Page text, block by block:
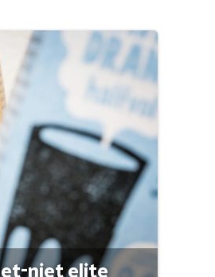
niet elite